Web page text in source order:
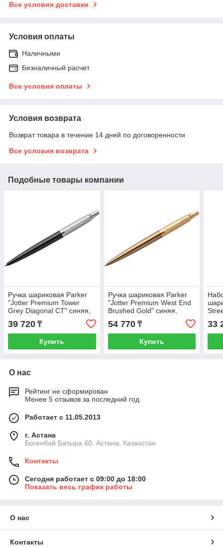
Все условия доставки
Условия оплаты
Наличными
Безналичный расчет
Все условия оплаты
Условия возврата
Возврат товара в течение 14 дней по договоренности
Все условия возврата
Подобные товары компании
Ручка шариковая Parker
"Jotter Premium Tower
Grey Diagonal CT" синяя,
1,0мм, кнопочн., подар. уп
39 720 ₸
Купить
Ручка шариковая Parker
"Jotter Premium West End
Brushed Gold" синяя,
1,0мм, кнопочн., подар.
уп.
54 770₸
Купить
уп.
33
О нас
Рейтинг не сформирован
Менее 5 отзывов за последний год
Работает с 11.05.2013
г. Астана
Богенбай Батыра 40, Астана, Казахстан
Контакты
Сегодня работает с 09:00 до 18:00
Показать весь график работы
О нас
Контакты